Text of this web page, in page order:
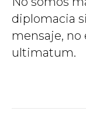
diplomacia
mensaje, no
ultimatum.